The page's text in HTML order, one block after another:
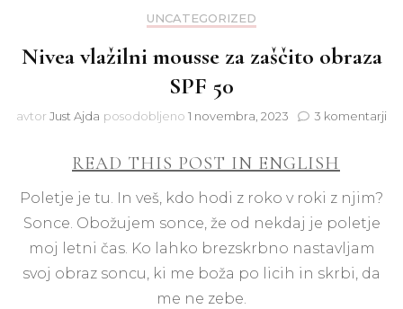
UNCATEGORIZED
Nivea vlažilni mousse za zaščito obraza
SPF 50
avtor Just Ajda posodobljeno 1 novembra, 2023 3 komentarji
READ THIS POST IN ENGLISH
Poletje je tu. In veš, kdo hodi z roko v roki z njim?
Sonce. Obožujem sonce, že od nekdaj je poletje
moj letni čas. Ko lahko brezskrbno nastavljam
svoj obraz soncu, ki me boža po licih in skrbi, da
me ne zebe.